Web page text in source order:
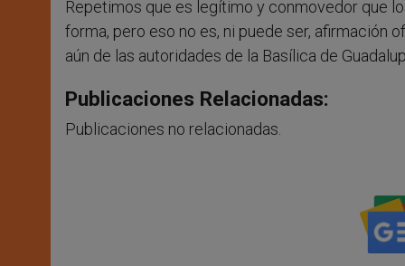
Repetimos que es legítimo y conmovedor que
forma, pero eso no es, ni puede ser, afirmación
aún de las autoridades de la Basílica de
Publicaciones Relacionadas:
Publicaciones no relacionadas.